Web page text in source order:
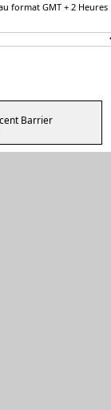
format GMT + 2 Heures
Barrier